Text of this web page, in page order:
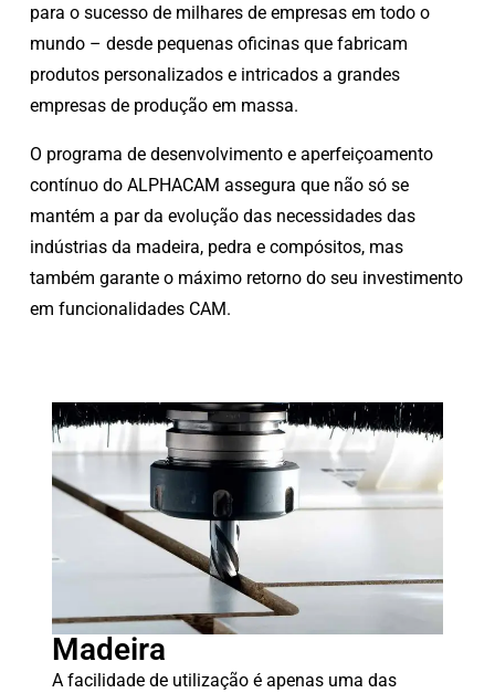
para o sucesso de milhares de empresas em todo o
mundo – desde pequenas oficinas que fabricam
produtos personalizados e intricados a grandes
empresas de produção em massa.
O programa de desenvolvimento e aperfeiçoamento
contínuo do ALPHACAM assegura que não só se
mantém a par da evolução das necessidades das
indústrias da madeira, pedra e compósitos, mas
também garante o máximo retorno do seu investimento
em funcionalidades CAM.
Madeira
A facilidade de utilização é apenas uma das